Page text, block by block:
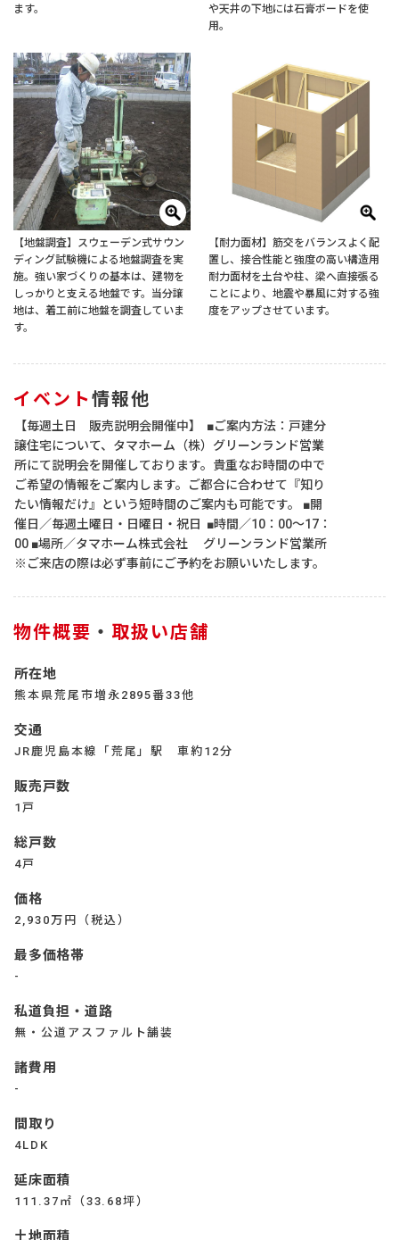
ます。
や天井の下地には石膏ボードを使
用。
【地盤調査】スウェーデン式サウン
ディング試験機による地盤調査を実
施。強い家づくりの基本は、建物を
しっかりと支える地盤です。当分譲
地は、着工前に地盤を調査していま
す。
【耐力面材】筋交をバランスよく配
置し、接合性能と強度の高い構造用
耐力面材を土台や柱、梁へ直接張る
ことにより、地震や暴風に対する強
度をアップさせています。
イベント 情報他
【毎週土日 販売説明会開催中】 ■ご案内方法：戸建分
譲住宅について、タマホーム（株）グリーンランド営業
所にて説明会を開催しております。貴重なお時間の中で
ご希望の情報をご案内します。ご都合に合わせて『知り
たい情報だけ』という短時間のご案内も可能です。 ■開
催日／毎週土曜日・日曜日・祝日 ■時間／10：00～17：
00 ■場所／タマホーム株式会社 グリーンランド営業所
※ご来店の際は必ず事前にご予約をお願いいたします。
物件概要 ・ 取扱い店舗
所在地
熊本県荒尾市増永2895番33他
交通
JR鹿児島本線「荒尾」駅 車約12分
販売戸数
1戸
総戸数
4戸
価格
2,930万円（税込）
最多価格帯
-
私道負担・道路
無・公道アスファルト舗装
諸費用
-
間取り
4LDK
延床面積
111.37㎡（33.68坪）
土地面積